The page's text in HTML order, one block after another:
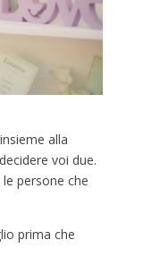
alla
voi due.
persone che
prima che